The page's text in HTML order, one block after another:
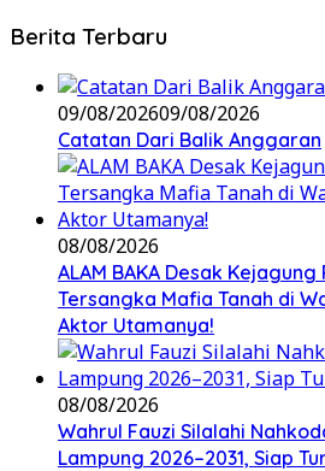
Berita Terbaru
09/08/202609/08/2026
Catatan Dari Balik Anggaran
08/08/2026
ALAM BAKA Desak Kejagung
Tersangka Mafia Tanah di
Aktor Utamanya!
08/08/2026
Wahrul Fauzi Silalahi
Lampung 2026–2031, Siap